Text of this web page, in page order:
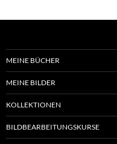
MEINE BÜCHER
MEINE BILDER
KOLLEKTIONEN
BILDBEARBEITUNGSKURSE